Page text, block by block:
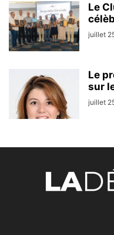
Le
juillet
Le
sur
juillet